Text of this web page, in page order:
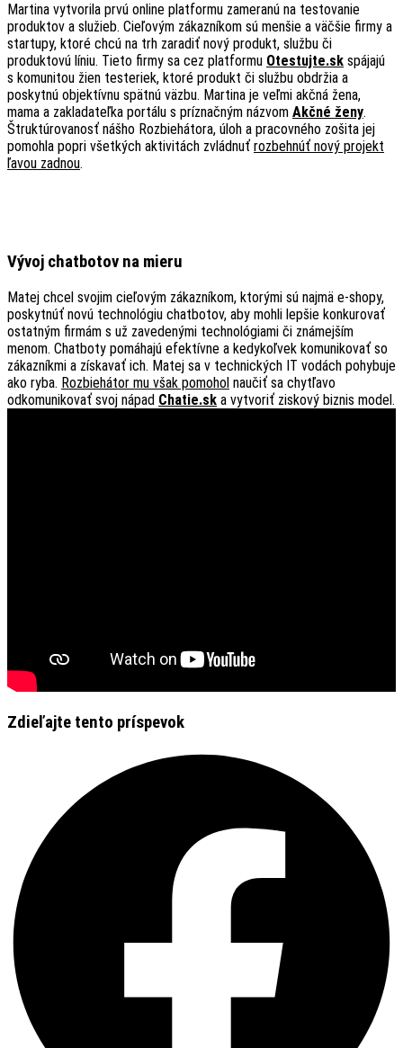
Martina vytvorila prvú online platformu zameranú na testovanie
produktov a služieb. Cieľovým zákazníkom sú menšie a väčšie firmy a
startupy, ktoré chcú na trh zaradiť nový produkt, službu či
produktovú líniu. Tieto firmy sa cez platformu Otestujte.sk spájajú
s komunitou žien testeriek, ktoré produkt či službu obdržia a
poskytnú objektívnu spätnú väzbu. Martina je veľmi akčná žena,
mama a zakladateľka portálu s príznačným názvom Akčné ženy.
Štruktúrovanosť nášho Rozbiehátora, úloh a pracovného zošita jej
pomohla popri všetkých aktivitách zvládnuť rozbehnúť nový projekt
ľavou zadnou.
Vývoj chatbotov na mieru
Matej chcel svojim cieľovým zákazníkom, ktorými sú najmä e-shopy,
poskytnúť novú technológiu chatbotov, aby mohli lepšie konkurovať
ostatným firmám s už zavedenými technológiami či známejším
menom. Chatboty pomáhajú efektívne a kedykoľvek komunikovať so
zákazníkmi a získavať ich. Matej sa v technických IT vodách pohybuje
ako ryba. Rozbiehátor mu však pomohol naučiť sa chytľavo
odkomunikovať svoj nápad Chatie.sk a vytvoriť ziskový biznis model.
Zdieľajte tento príspevok